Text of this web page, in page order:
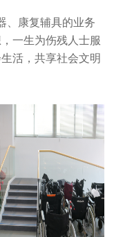
康复辅具的业务
一生为伤残人士服
活，共享社会文明